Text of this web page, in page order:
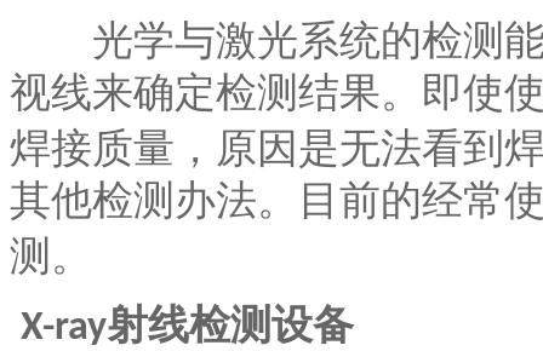
光学与激光系统的检测能
视线来确定检测结果。即使
焊接质量，原因是无法看到
其他检测办法。目前的经常
测。
X-ray射线检测设备